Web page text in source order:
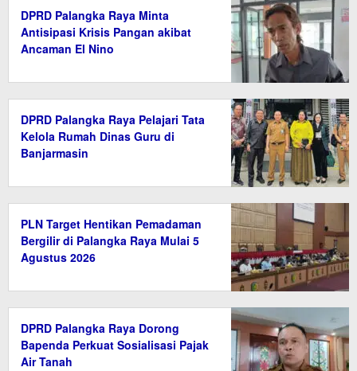
DPRD Palangka Raya Minta
Antisipasi Krisis Pangan akibat
Ancaman El Nino
DPRD Palangka Raya Pelajari Tata
Kelola Rumah Dinas Guru di
Banjarmasin
PLN Target Hentikan Pemadaman
Bergilir di Palangka Raya Mulai 5
Agustus 2026
DPRD Palangka Raya Dorong
Bapenda Perkuat Sosialisasi Pajak
Air Tanah